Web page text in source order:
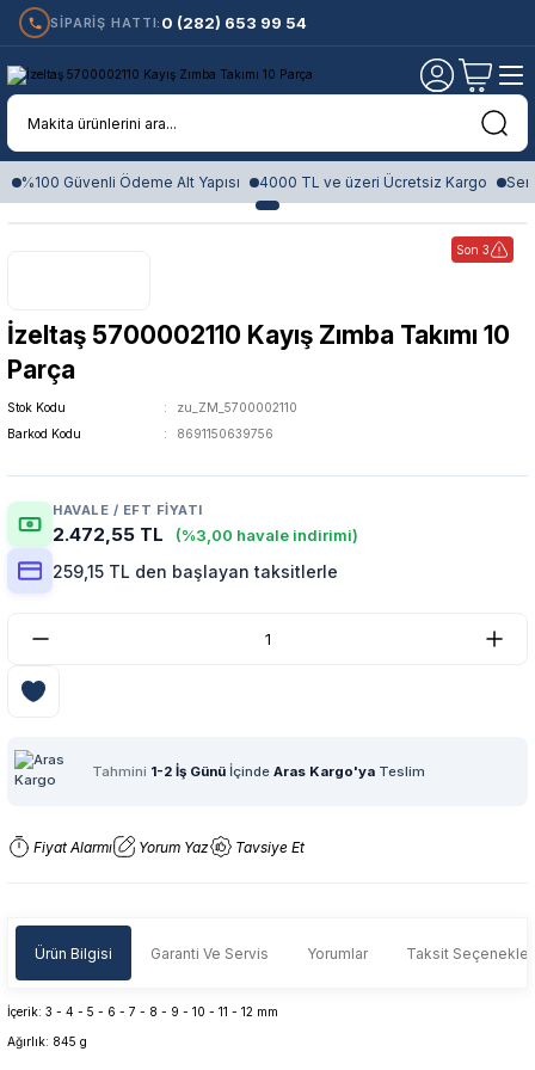
SİPARİŞ HATTI: 0 (282) 653 99 54
%100 Güvenli Ödeme Alt Yapısı 4000 TL ve üzeri Ücretsiz Kargo
Son 3
İzeltaş 5700002110 Kayış Zımba Takımı 10
Parça
Stok Kodu
zu_ZM_5700002110
Barkod Kodu
8691150639756
HAVALE / EFT FIYATI
2.472,55 TL (%3,00 havale indirimi)
259,15 TL den başlayan taksitlerle
Tahmini 1-2 İş Günü İçinde Aras Kargo'ya Teslim
Fiyat Alarmı Yorum Yaz Tavsiye Et
Ürün Bilgisi Garanti Ve Servis Yorumlar Taksit
İçerik: 3 - 4 - 5 - 6 - 7 - 8 - 9 - 10 - 11 - 12 mm
Ağırlık: 845 g